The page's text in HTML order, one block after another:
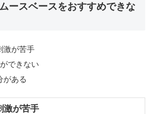
ースベースをおすすめできな
激が苦手
できない
がある
激が苦手